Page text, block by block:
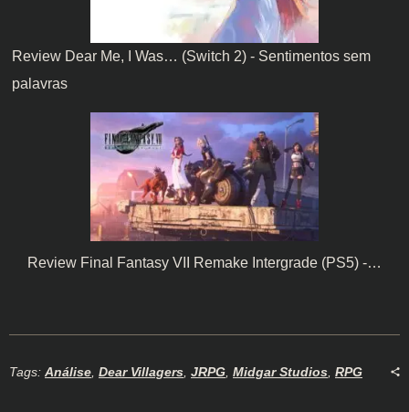
Review Dear Me, I Was… (Switch 2) - Sentimentos sem
palavras
Review Final Fantasy VII Remake Intergrade (PS5) -…
Tags: Análise Dear Villagers JRPG Midgar Studios RPG